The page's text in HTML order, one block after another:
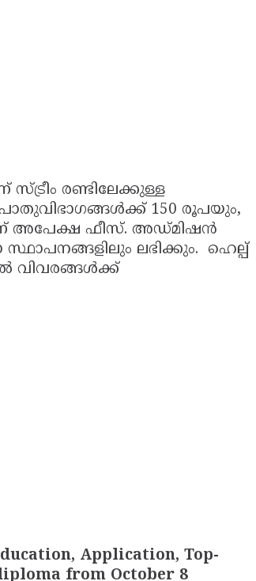
രണ്ടിലേക്കുള്ള
150 രൂപയും,
അപേക്ഷ ഫീസ്. അഡ്മിഷന്‍
ലഭിക്കും. ഹെല്പ്
വിവരങ്ങള്‍ക്ക്
Application, Top-
from October 8